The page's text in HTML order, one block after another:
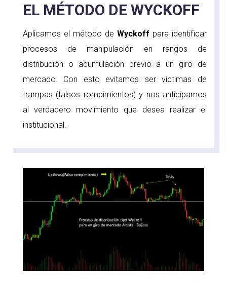
EL MÉTODO DE WYCKOFF
Aplicamos el método de Wyckoff para identificar
procesos de manipulación en rangos de
distribución o acumulación previo a un giro de
mercado. Con esto evitamos ser victimas de
trampas (falsos rompimientos) y nos anticipamos
al verdadero movimiento que desea realizar el
institucional.